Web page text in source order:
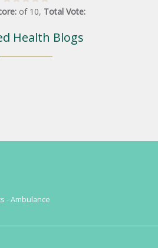
of 10, Total Vote:
Health Blogs
- Ambulance